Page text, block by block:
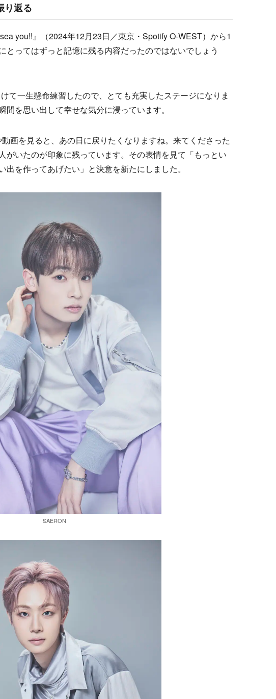
り返る
you!!』（2024年12月23日／東京・Spotify O-WEST）から1
とってはずっと記憶に残る内容だったのではないでしょう
て一生懸命練習したので、とても充実したステージになりま
を思い出して幸せな気分に浸っています。
画を見ると、あの日に戻りたくなりますね。来てくださった
がいたのが印象に残っています。その表情を見て「もっとい
を作ってあげたい」と決意を新たにしました。
SAERON